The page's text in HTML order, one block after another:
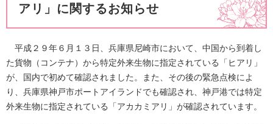
アリ」に関するお知らせ
平成２９年６月１３日、兵庫県尼崎市において、中国から到着し
た貨物（コンテナ）から特定外来生物に指定されている「ヒアリ」
が、国内で初めて確認されました。また、その後の緊急点検によ
り、兵庫県神戸市ポートアイランドでも確認され、神戸港では特定
外来生物に指定されている「アカカミアリ」が確認されています。